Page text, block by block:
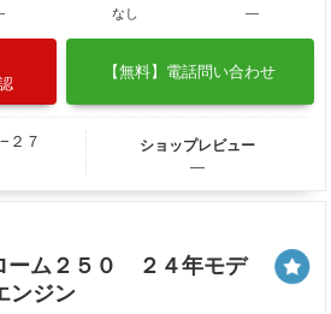
なし
―
【無料】電話問い合わせ
２７
ショップレビュー
―
ーム２５０ ２４年モデ
ンジン